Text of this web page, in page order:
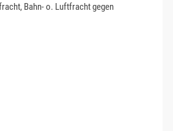
Bahn- o. Luftfracht gegen